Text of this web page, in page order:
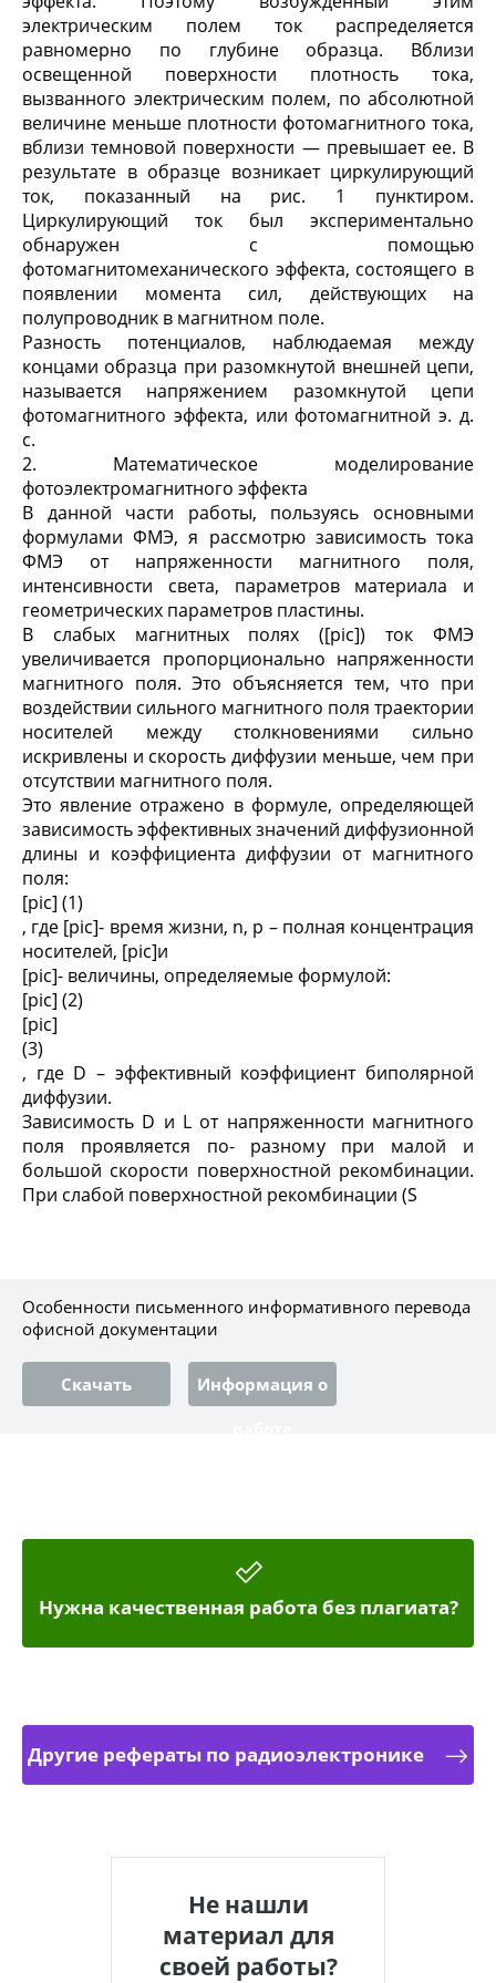
электрическим полем ток распределяется
равномерно по глубине образца. Вблизи
освещенной поверхности плотность тока,
вызванного электрическим полем, по абсолютной
величине меньше плотности фотомагнитного тока,
вблизи темновой поверхности — превышает ее. В
результате в образце возникает циркулирующий
ток, показанный на рис. 1 пунктиром.
Циркулирующий ток был экспериментально
обнаружен с помощью
фотомагнитомеханического эффекта, состоящего в
появлении момента сил, действующих на
полупроводник в магнитном поле.
Разность потенциалов, наблюдаемая между
концами образца при разомкнутой внешней цепи,
называется напряжением разомкнутой цепи
фотомагнитного эффекта, или фотомагнитной э. д.
с.
2. Математическое моделирование
фотоэлектромагнитного эффекта
В данной части работы, пользуясь основными
формулами ФМЭ, я рассмотрю зависимость тока
ФМЭ от напряженности магнитного поля,
интенсивности света, параметров материала и
геометрических параметров пластины.
В слабых магнитных полях ([pic]) ток ФМЭ
увеличивается пропорционально напряженности
магнитного поля. Это объясняется тем, что при
воздействии сильного магнитного поля траектории
носителей между столкновениями сильно
искривлены и скорость диффузии меньше, чем при
отсутствии магнитного поля.
Это явление отражено в формуле, определяющей
зависимость эффективных значений диффузионной
длины и коэффициента диффузии от магнитного
поля:
[pic] (1)
, где [pic]- время жизни, n, p – полная концентрация
носителей, [pic]и
[pic]- величины, определяемые формулой:
[pic] (2)
[pic]
(3)
, где D – эффективный коэффициент биполярной
диффузии.
Зависимость D и L от напряженности магнитного
поля проявляется по- разному при малой и
большой скорости поверхностной рекомбинации.
При слабой поверхностной рекомбинации (S
Особенности письменного информативного перевода
офисной документации
Скачать
Информация о
Нужна качественная работа без плагиата?
Другие рефераты по радиоэлектронике
Не нашли
материал для
своей работы?